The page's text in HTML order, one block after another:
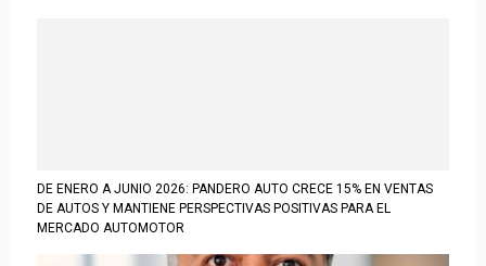
DE ENERO A JUNIO 2026: PANDERO AUTO CRECE 15% EN VENTAS
DE AUTOS Y MANTIENE PERSPECTIVAS POSITIVAS PARA EL
MERCADO AUTOMOTOR